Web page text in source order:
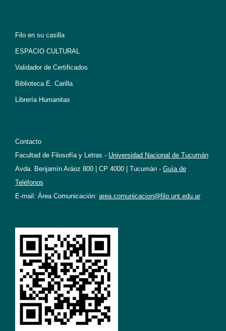
Filo en su casilla
ESPACIO CULTURAL
Validador de Certificados
Biblioteca E. Carilla
Librería Humanitas
Contacto
Facultad de Filosofía y Letras - Universidad Nacional de Tucumán
Avda. Benjamín Aráoz 800 | CP 4000 | Tucumán - Guía de
Teléfonos
E-mail: Área Comunicación: area.comunicacion@filo.unt.edu.ar